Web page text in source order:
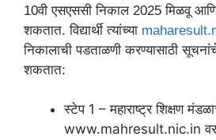
10वी एसएससी निकाल 2025 मिळवू
शकतात. विद्यार्थी त्यांच्या
निकालाची पडताळणी करण्यासाठी
शकतात:
स्टेप 1 – महाराष्ट्र शिक्षण
www.mahresult.nic.in